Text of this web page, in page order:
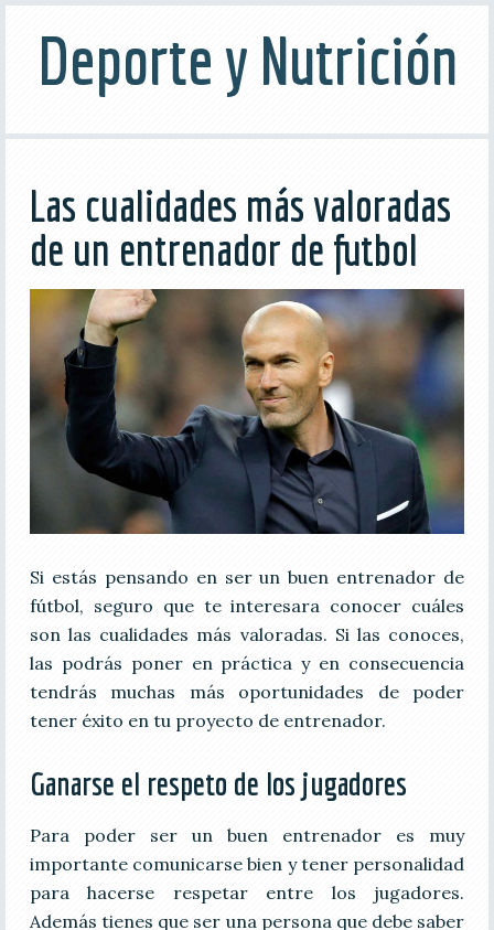
Deporte y Nutrición
Las cualidades más valoradas
de un entrenador de futbol
Si estás pensando en ser un buen entrenador de
fútbol, seguro que te interesara conocer cuáles
son las cualidades más valoradas. Si las conoces,
las podrás poner en práctica y en consecuencia
tendrás muchas más oportunidades de poder
tener éxito en tu proyecto de entrenador.
Ganarse el respeto de los jugadores
Para poder ser un buen entrenador es muy
importante comunicarse bien y tener personalidad
para hacerse respetar entre los jugadores.
Además tienes que ser una persona que debe saber